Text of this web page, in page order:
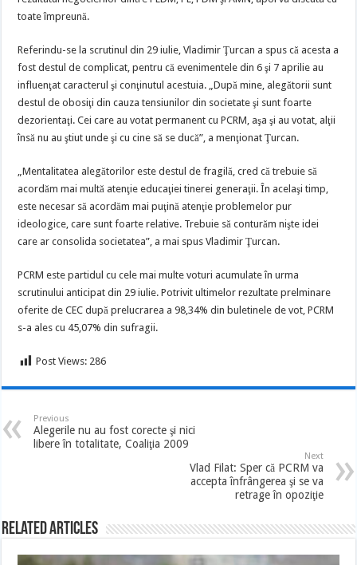
toate împreună.
Referindu-se la scrutinul din 29 iulie, Vladimir Ţurcan a spus că acesta a
fost destul de complicat, pentru că evenimentele din 6 şi 7 aprilie au
influenţat caracterul şi conţinutul acestuia. „După mine, alegătorii sunt
destul de obosiţi din cauza tensiunilor din societate şi sunt foarte
dezorientaţi. Cei care au votat permanent cu PCRM, aşa şi au votat, alţii
însă nu au ştiut unde şi cu cine să se ducă”, a menţionat Ţurcan.
„Mentalitatea alegătorilor este destul de fragilă, cred că trebuie să
acordăm mai multă atenţie educaţiei tinerei generaţii. În acelaşi timp,
este necesar să acordăm mai puţină atenţie problemelor pur
ideologice, care sunt foarte relative. Trebuie să conturăm nişte idei
care ar consolida societatea”, a mai spus Vladimir Ţurcan.
PCRM este partidul cu cele mai multe voturi acumulate în urma
scrutinului anticipat din 29 iulie. Potrivit ultimelor rezultate prelminare
oferite de CEC după prelucrarea a 98,34% din buletinele de vot, PCRM
s-a ales cu 45,07% din sufragii.
Post Views: 286
Previous
Alegerile nu au fost corecte şi nici
libere în totalitate, Coaliţia 2009
Next
Vlad Filat: Sper că PCRM va
accepta înfrângerea şi se va
retrage în opoziţie
Related Articles